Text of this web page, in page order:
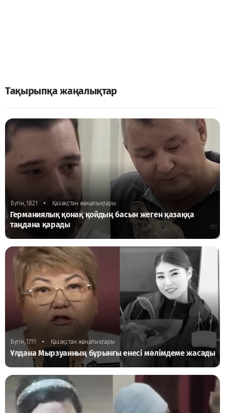
Тақырыпқа жаңалықтар
Бүгін, 18:21 • Қазақстан жаңалықтары
Германиялық қонақ қойдың басын жеген қазаққа
таңдана қарады
Бүгін, 17:11 • Қазақстан жаңалықтары
Ұлдана Мырзуанның бұрынғы енесі мәлімдеме жасады